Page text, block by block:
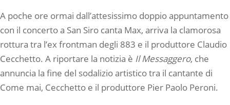
A poche ore ormai dall’attesissimo doppio appuntamento
con il concerto a San Siro canta Max, arriva la clamorosa
rottura tra l’ex frontman degli 883 e il produttore Claudio
Cecchetto. A riportare la notizia è Il Messaggero, che
annuncia la fine del sodalizio artistico tra il cantante di
Come mai, Cecchetto e il produttore Pier Paolo Peroni.